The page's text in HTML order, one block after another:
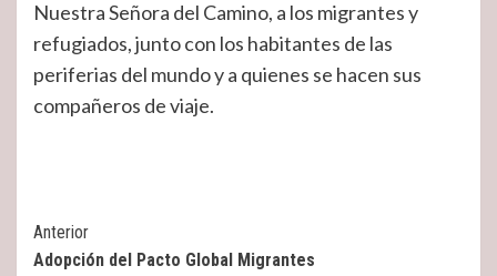
Nuestra Señora del Camino, a los migrantes y
refugiados, junto con los habitantes de las
periferias del mundo y a quienes se hacen sus
compañeros de viaje.
Post
Anterior
Adopción del Pacto Global Migrantes